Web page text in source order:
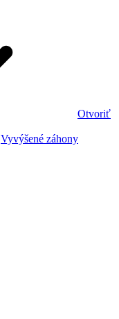
Otvoriť
Vyvýšené záhony